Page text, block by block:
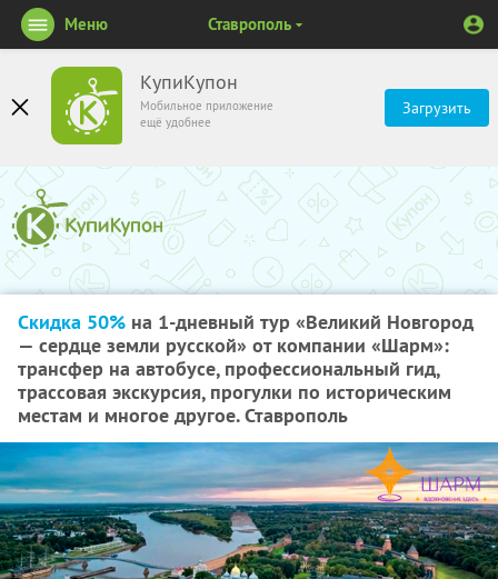
КупиКупон
Мобильное приложение
ещё удобнее
Загрузить
Меню Ставрополь
Скидка 50% на 1-дневный тур «Великий Новгород
— сердце земли русской» от компании «Шарм»:
трансфер на автобусе, профессиональный гид,
трассовая экскурсия, прогулки по историческим
местам и многое другое. Ставрополь